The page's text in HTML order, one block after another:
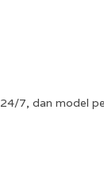
7, dan model